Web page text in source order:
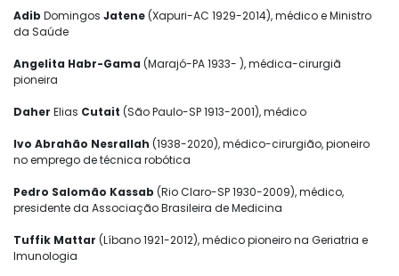
Adib Domingos Jatene(Xapuri-AC 1929-2014), médico e Ministro
da Saúde
Angelita Habr-Gama (Marajó-PA 1933- ), médica-cirurgiã
pioneira
Daher Elias Cutait (São Paulo-SP 1913-2001), médico
Ivo Abrahão Nesrallah (1938-2020), médico-cirurgião, pioneiro
no emprego de técnica robótica
Pedro Salomão Kassab (Rio Claro-SP 1930-2009), médico,
presidente da Associação Brasileira de Medicina
Tuffik Mattar (Líbano 1921-2012), médico pioneiro na Geriatria e
Imunologia